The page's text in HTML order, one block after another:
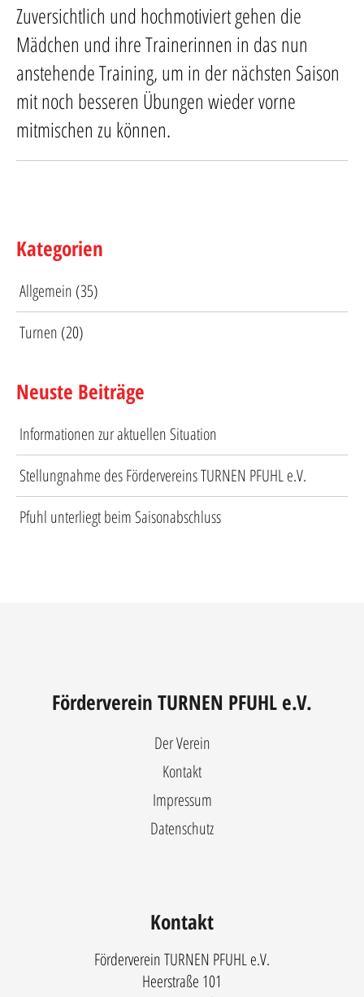
Zuversichtlich und hochmotiviert gehen die
Mädchen und ihre Trainerinnen in das nun
anstehende Training, um in der nächsten Saison
mit noch besseren Übungen wieder vorne
mitmischen zu können.
Kategorien
Allgemein (35)
Turnen (20)
Neuste Beiträge
Informationen zur aktuellen Situation
Stellungnahme des Fördervereins TURNEN PFUHL e.V.
Pfuhl unterliegt beim Saisonabschluss
Förderverein TURNEN PFUHL e.V.
Der Verein
Kontakt
Impressum
Datenschutz
Kontakt
Förderverein TURNEN PFUHL e.V.
Heerstraße 101